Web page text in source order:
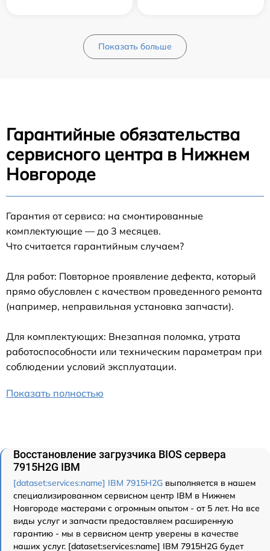
Показать больше
Гарантийные обязательства
сервисного центра в Нижнем
Новгороде
Гарантия от сервиса: на смонтированные
комплектующие — до 3 месяцев.
Что считается гарантийным случаем?
Для работ: Повторное проявление дефекта, который
прямо обусловлен с качеством проведенного ремонта
(например, неправильная установка запчасти).
Для комплектующих: Внезапная поломка, утрата
работоспособности или техническим параметрам при
соблюдении условий эксплуатации.
Показать полностью
Восстановление загрузчика BIOS сервера
7915H2G IBM
[dataset:services:name] IBM 7915H2G выполняется в нашем
специализированном сервисном центр IBM в Нижнем
Новгороде мастерами с огромным опытом - от 5 лет. На все
виды услуг и запчасти предоставляем расширенную
гарантию - мы в сервисном центр уверены в качестве
наших услуг. [dataset:services:name] IBM 7915H2G будет